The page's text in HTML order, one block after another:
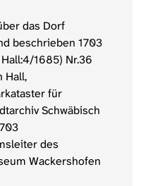
das Dorf
beschrieben 1703
1685) Nr.36
Hall,
für
Schwäbisch
des
Wackershofen